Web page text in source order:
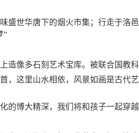
盛世华唐下的烟火市集；行走于洛
”
造像多石刻艺术宝库。被联合国教
，这里山水相依，风景如画是古代
的博大精深，我们将和孩子一起穿